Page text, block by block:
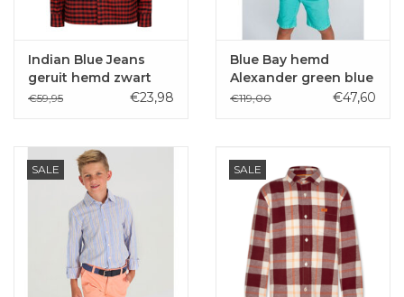
Indian Blue Jeans
geruit hemd zwart
rood
€59,95 €23,98
Blue Bay hemd
Alexander green blue
€119,00 €47,60
SALE SALE